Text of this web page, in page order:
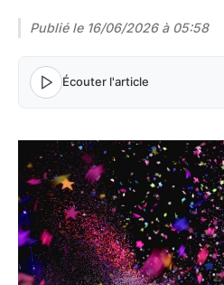
Publié le 16/06/2026 à 05:58
Écouter l'article